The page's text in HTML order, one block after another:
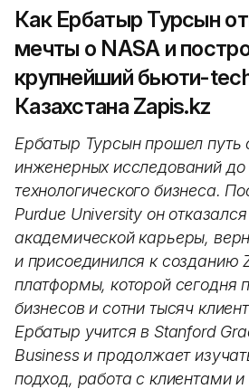
Как Ербатыр Турсын
мечты о NASA и
крупнейший бьюти-
Казахстана Zapis.kz
Ербатыр Турсын прошел путь
инженерных исследований до
технологического бизнеса.
Purdue University он отказался
академической карьеры,
и присоединился к созданию
платформы, которой сегодня
бизнесов и сотни тысяч
Ербатыр учится в Stanford
Business и продолжает
подход, работа с клиентами